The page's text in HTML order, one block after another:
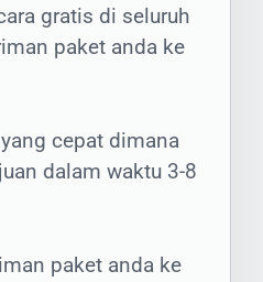
secara real-
informasi terkini
perjalanan ke
Aman
penanganan
gratis di seluruh
paket anda ke
cepat dimana
dalam waktu 3-8
paket anda ke